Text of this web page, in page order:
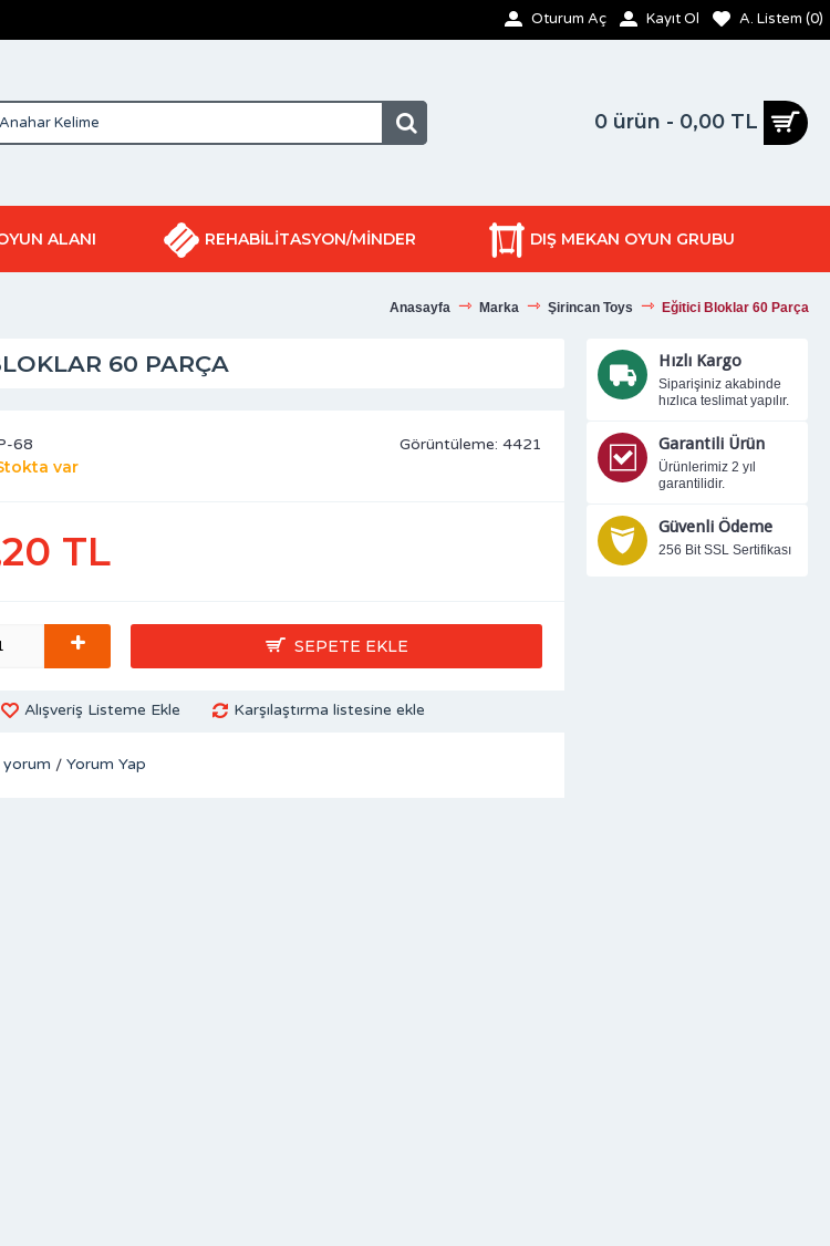
Oturum Aç Kayıt Ol A. Listem (0)
0 ürün - 0,00 TL
ALANI REHABİLİTASYON/MİNDER DIŞ MEKAN OYUN GRUBU
Anasayfa Marka Şirincan Toys Eğitici Bloklar 60 Parça
Hızlı Kargo
Siparişiniz akabinde
hızlıca teslimat yapılır.
Garantili Ürün
Ürünlerimiz 2 yıl
garantilidir.
Güvenli Ödeme
256 Bit SSL Sertifikası
60 PARÇA
Görüntüleme: 4421
68
var
TL
+ SEPETE EKLE
Alışveriş Listeme Ekle Karşılaştırma listesine ekle
/ Yorum Yap